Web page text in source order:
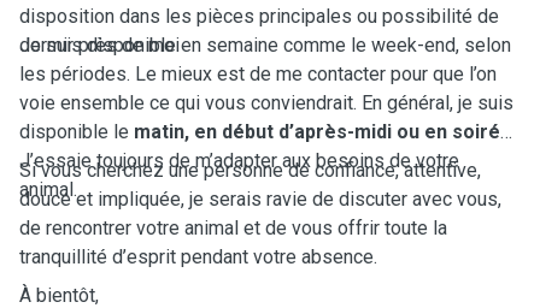
disposition dans les pièces principales ou possibilité de
dormir près de moi
Je suis disponible en semaine comme le week-end, selon
les périodes. Le mieux est de me contacter pour que l’on
voie ensemble ce qui vous conviendrait. En général, je suis
disponible le matin, en début d’après-midi ou en soirée
J’essaie toujours de m’adapter aux besoins de votre
animal.
Si vous cherchez une personne de confiance, attentive,
douce et impliquée, je serais ravie de discuter avec vous,
de rencontrer votre animal et de vous offrir toute la
tranquillité d’esprit pendant votre absence.
À bientôt,